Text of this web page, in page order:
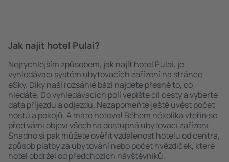
Jak najít hotel Pulai?
Nejrychlejším způsobem, jak najít hotel Pulai, je
vyhledávací systém ubytovacích zařízení na stránce
eSky. Díky naší rozsáhlé bázi najdete přesně to, co
hledáte. Do vyhledávacích polí vepište cíl cesty a vyberte
data příjezdu a odjezdu. Nezapomeňte ještě uvést počet
hostů a pokojů. A máte hotovo! Během několika vteřin se
před vámi objeví všechna dostupná ubytovací zařízení.
Snadno si pak můžete ověřit vzdálenost hotelu od centra,
způsob platby za ubytování nebo počet hvězdiček, které
hotel obdržel od předchozích návštěvníků.